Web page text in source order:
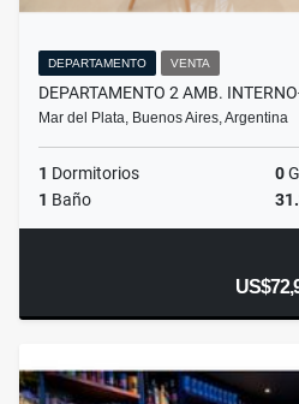
DEPARTAMENTO VENTA
DEPARTAMENTO 2 AMB.
Mar del Plata, Buenos Aires, Argentina
1 Dormitorios 0
1 Baño